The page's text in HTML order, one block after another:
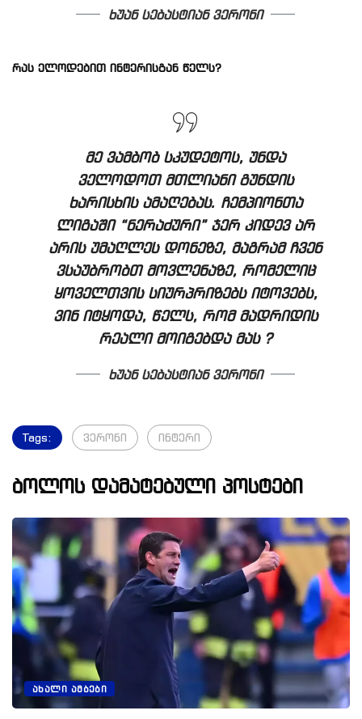
ხუან სებასტიან ვერონი
რას ელოდებით ინტერისგან წელს?
მე ვამბობ სკუდეტოს, უნდა
ველოდოთ მთლიანი გუნდის
ხარისხის ამაღებას. ჩემპიონთა
ლიგაში “ნერაძური” ჯერ კიდევ არ
არის უმაღლეს დონეზე, მაგრამ ჩვენ
ვსაუბრობთ მოვლენაზე, რომელიც
ყოველთვის სიურპრიზებს იტოვებს,
ვინ იტყოდა, წელს, რომ მადრიდის
რეალი მოიგებდა მას ?
ხუან სებასტიან ვერონი
Tags: ვერონი ინტერი
ბოლოს დამატებული პოსტები
ᲐᲮᲐᲚᲘ ᲐᲛᲑᲔᲑᲘ